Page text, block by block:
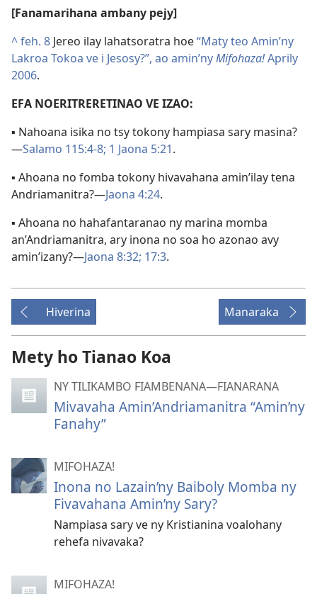
[Fanamarihana ambany pejy]
^feh. 8 Jereo ilay lahatsoratra hoe“Maty teo Amin’ny
Lakroa Tokoa ve i Jesosy?”, ao amin’nyMifohaza!Aprily
2006.
EFA NOERITRERETINAO VE IZAO:
▪ Nahoana isika no tsy tokony hampiasa sary masina?
—Salamo 115:4-8; 1 Jaona 5:21.
▪ Ahoana no fomba tokony hivavahana amin’ilay tena
Andriamanitra?—Jaona 4:24.
▪ Ahoana no hahafantaranao ny marina momba
an’Andriamanitra, ary inona no soa ho azonao avy
amin’izany?—Jaona 8:32; 17:3.
Hiverina Manaraka
Mety ho Tianao Koa
NY TILIKAMBO FIAMBENANA—FIANARANA
Mivavaha Amin’Andriamanitra “Amin’ny
Fanahy”
MIFOHAZA!
Inona no Lazain’ny Baiboly Momba ny
Fivavahana Amin’ny Sary?
Nampiasa sary ve ny Kristianina voalohany
rehefa nivavaka?
MIFOHAZA!